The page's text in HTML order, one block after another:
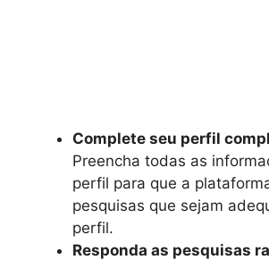
Complete seu perfil
Preencha todas as
perfil para que a
pesquisas que sejam
perfil.
Responda as pesquisas